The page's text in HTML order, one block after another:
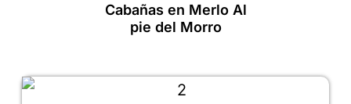
Cabañas en Merlo Al
pie del Morro